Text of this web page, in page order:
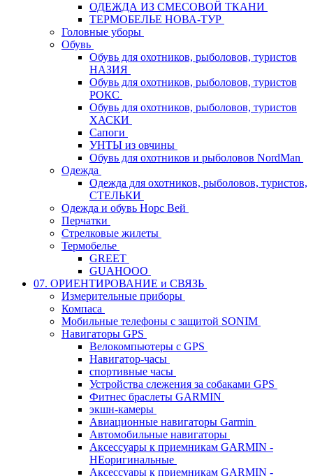
ОДЕЖДА ИЗ СМЕСОВОЙ ТКАНИ
ТЕРМОБЕЛЬЕ НОВА-ТУР
Головные уборы
Обувь
Обувь для охотников, рыболовов, туристов
НАЗИЯ
Обувь для охотников, рыболовов, туристов
РОКС
Обувь для охотников, рыболовов, туристов
ХАСКИ
Сапоги
УНТЫ из овчины
Обувь для охотников и рыболовов NordMan
Одежда
Одежда для охотников, рыболовов, туристов,
СТЕЛЬКИ
Одежда и обувь Норс Вей
Перчатки
Стрелковые жилеты
Термобелье
GREET
GUAHOOO
07. ОРИЕНТИРОВАНИЕ и СВЯЗЬ
Измерительные приборы
Компаса
Мобильные телефоны с защитой SONIM
Навигаторы GPS
Велокомпьютеры с GPS
Навигатор-часы
спортивные часы
Устройства слежения за собаками GPS
Фитнес браслеты GARMIN
экшн-камеры
Авиационные навигаторы Garmin
Автомобильные навигаторы
Аксессуары к приемникам GARMIN -
НЕоригинальные
Аксессуары к приемникам GARMIN -